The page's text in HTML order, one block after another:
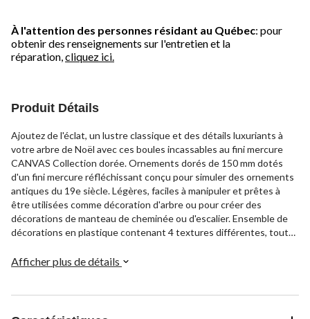
À l'attention des personnes résidant au Québec: pour
obtenir des renseignements sur l'entretien et la
réparation,cliquez ici.
Produit Détails
Ajoutez de l'éclat, un lustre classique et des détails luxuriants à
votre arbre de Noël avec ces boules incassables au fini mercure
CANVAS Collection dorée. Ornements dorés de 150 mm dotés
d'un fini mercure réfléchissant conçu pour simuler des ornements
antiques du 19e siècle. Légères, faciles à manipuler et prêtes à
être utilisées comme décoration d'arbre ou pour créer des
décorations de manteau de cheminée ou d'escalier. Ensemble de
décorations en plastique contenant 4 textures différentes, toutes
Afficher plus de détails